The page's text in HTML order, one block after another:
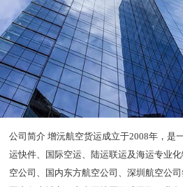
公司简介 增沅航空货运成立于2008年，是
运快件、国际空运、陆运联运及海运专业
空公司、国内东方航空公司、深圳航空公